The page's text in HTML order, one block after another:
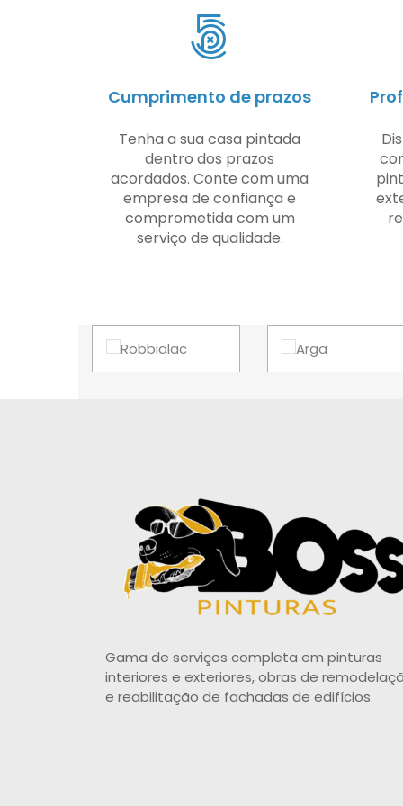
Cumprimento de prazos
Tenha a sua casa pintada
dentro dos prazos
acordados. Conte com uma
empresa de confiança e
comprometida com um
serviço de qualidade.
Gama de serviços completa em pinturas
interiores e exteriores, obras de
e reabilitação de fachadas de edifícios.